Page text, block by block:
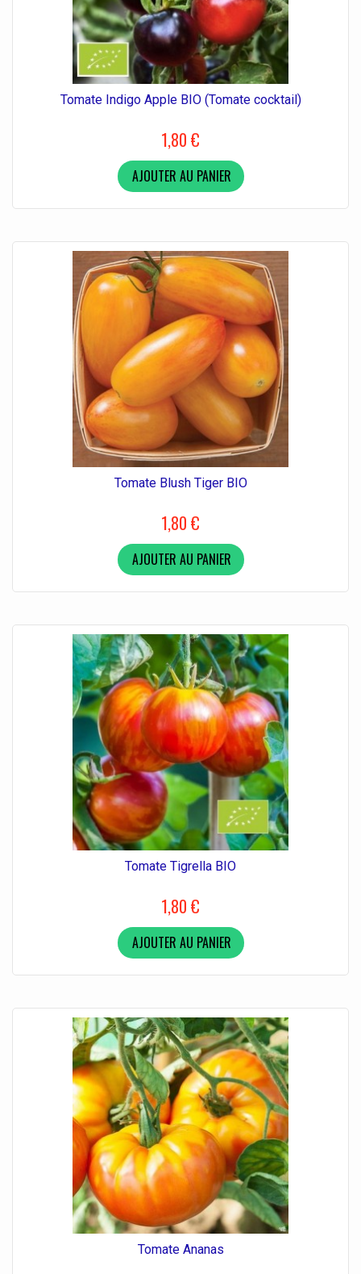
Tomate Indigo Apple BIO (Tomate cocktail)
1,80 €
AJOUTER AU PANIER
Tomate Blush Tiger BIO
1,80 €
AJOUTER AU PANIER
Tomate Tigrella BIO
1,80 €
AJOUTER AU PANIER
Tomate Ananas